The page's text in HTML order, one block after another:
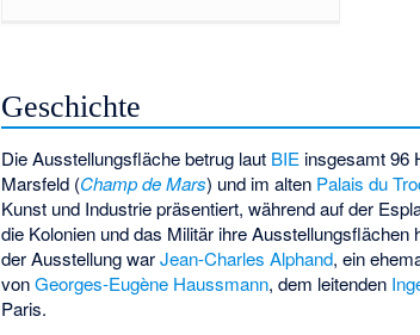
Geschichte
Die Ausstellungsfläche betrug laut BIE insgesamt 96
Marsfeld (Champ de Mars) und im alten Palais du
Kunst und Industrie präsentiert, während auf der
die Kolonien und das Militär ihre Ausstellungsflächen
der Ausstellung warJean-Charles Alphand, ein
vonGeorges-Eugène Haussmann, dem leitenden
Paris.